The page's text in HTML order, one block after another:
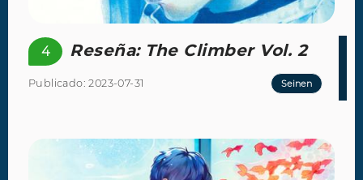
4 Reseña: The Climber Vol. 2
Publicado: 2023-07-31 Seinen